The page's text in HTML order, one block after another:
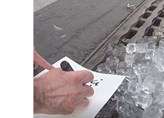
Le OU PAS, concept inhérent
fait de jouer de tout.
De sa voix, de son corps,
une performance improvisée
ou pas".
Principalement menées
d'à côté, ces tribulations sont